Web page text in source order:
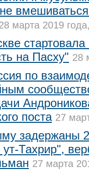
вмешиваться
марта 2019
на Пасху" 28
по
поста 27
задержаны
ут-Тахрир",
27 марта